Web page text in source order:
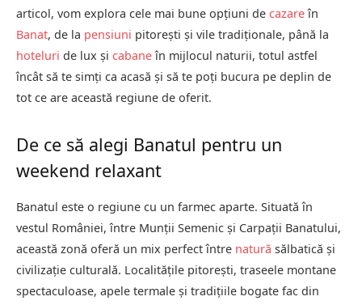
articol, vom explora cele mai bune opțiuni de cazareîn
Banat, de la pensiuni pitorești și vile tradiționale, până la
hoteluri de lux și cabaneîn mijlocul naturii, totul astfel
încât să te simți ca acasă și să te poți bucura pe deplin de
tot ce are această regiune de oferit.
De ce să alegi Banatul pentru un
weekend relaxant
Banatul este o regiune cu un farmec aparte. Situată în
vestul României, între Munții Semenic și Carpații Banatului,
această zonă oferă un mix perfect între natură sălbatică și
civilizație culturală. Localitățile pitorești, traseele montane
spectaculoase, apele termale și tradițiile bogate fac din